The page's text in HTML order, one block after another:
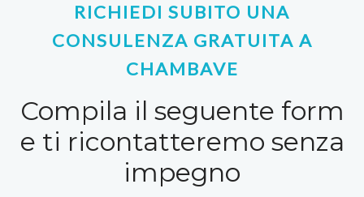
RICHIEDI SUBITO UNA
CONSULENZA GRATUITA A
CHAMBAVE
Compila il seguente form
e ti ricontatteremo senza
impegno